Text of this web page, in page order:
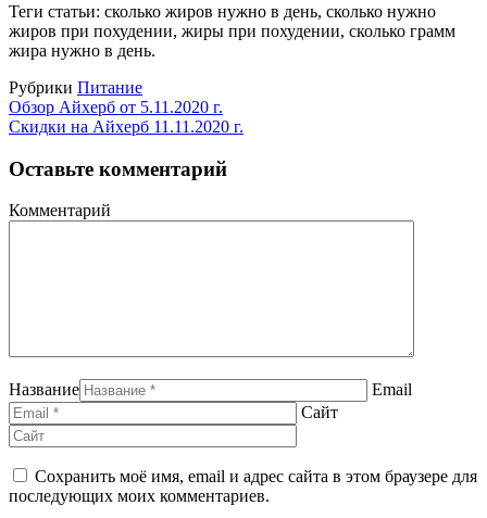
Теги статьи: сколько жиров нужно в день, сколько нужно
жиров при похудении, жиры при похудении, сколько грамм
жира нужно в день.
Рубрики Питание
Обзор Айхерб от 5.11.2020 г.
Скидки на Айхерб 11.11.2020 г.
Оставьте комментарий
Комментарий
Название
Email
Сайт
Сохранить моё имя, email и адрес сайта в этом браузере для
последующих моих комментариев.